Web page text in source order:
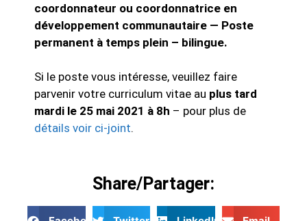
coordonnateur ou coordonnatrice en
développement communautaire — Poste
permanent à temps plein – bilingue.
Si le poste vous intéresse, veuillez faire
parvenir votre curriculum vitae au plus tard
mardi le 25 mai 2021 à 8h – pour plus de
détails voir ci-joint.
Share/Partager: